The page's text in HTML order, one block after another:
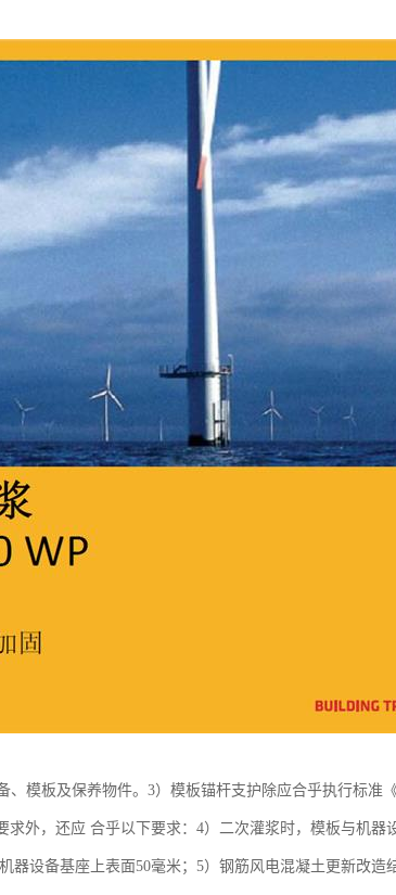
模板及保养物件。3）模板锚杆支护除应合乎执行标准
外，还应 合乎以下要求：4）二次灌浆时，模板与机器
器设备基座上表面50毫米；5）钢筋风电混凝土更新改造